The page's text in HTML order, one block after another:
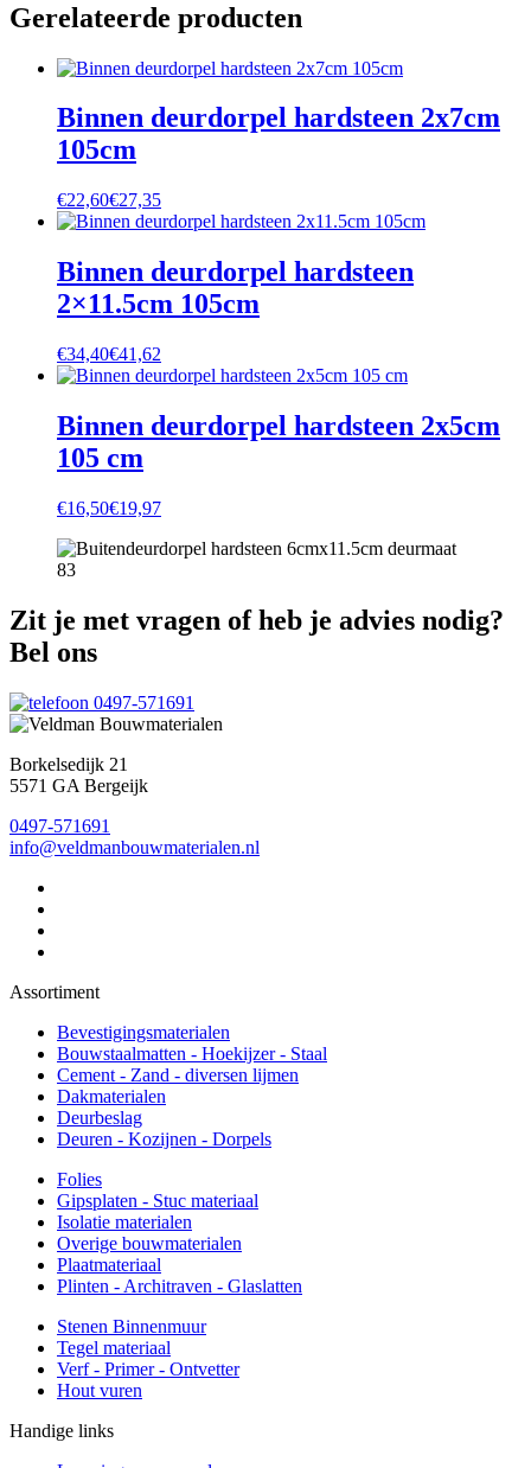
Gerelateerde producten
Binnen deurdorpel hardsteen 2x7cm
105cm
€22,60€27,35
Binnen deurdorpel hardsteen
2×11.5cm 105cm
€34,40€41,62
Binnen deurdorpel hardsteen 2x5cm
105 cm
€16,50€19,97
Zit je met vragen of heb je advies nodig?
Bel ons
0497-571691
Borkelsedijk 21
5571 GA Bergeijk
0497-571691
info@veldmanbouwmaterialen.nl
Assortiment
Bevestigingsmaterialen
Bouwstaalmatten - Hoekijzer - Staal
Cement - Zand - diversen lijmen
Dakmaterialen
Deurbeslag
Deuren - Kozijnen - Dorpels
Folies
Gipsplaten - Stuc materiaal
Isolatie materialen
Overige bouwmaterialen
Plaatmateriaal
Plinten - Architraven - Glaslatten
Stenen Binnenmuur
Tegel materiaal
Verf - Primer - Ontvetter
Hout vuren
Handige links